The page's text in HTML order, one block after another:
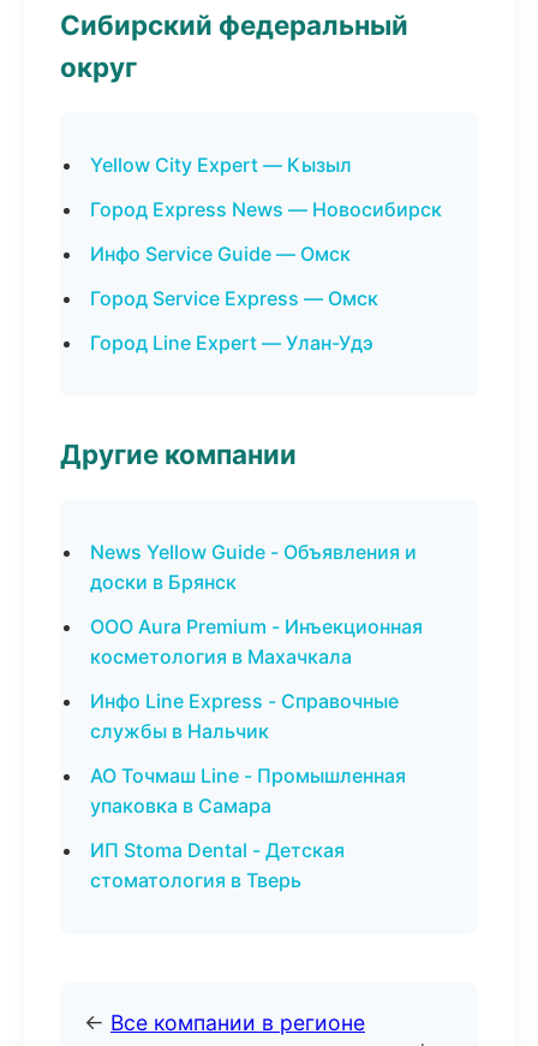
Сибирский федеральный
округ
Yellow City Expert — Кызыл
Город Express News — Новосибирск
Инфо Service Guide — Омск
Город Service Express — Омск
Город Line Expert — Улан-Удэ
Другие компании
News Yellow Guide - Объявления и
доски в Брянск
ООО Aura Premium - Инъекционная
косметология в Махачкала
Инфо Line Express - Справочные
службы в Нальчик
АО Точмаш Line - Промышленная
упаковка в Самара
ИП Stoma Dental - Детская
стоматология в Тверь
← Все компании в регионе